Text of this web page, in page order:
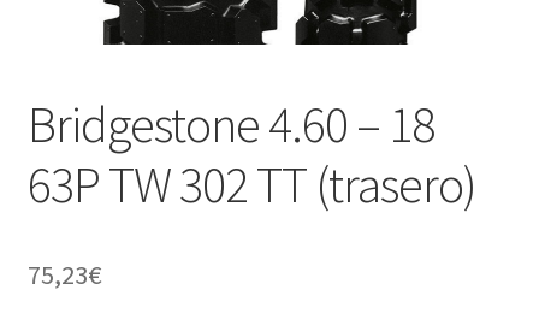
Bridgestone 4.60 – 18
63P TW 302 TT (trasero)
75,23€